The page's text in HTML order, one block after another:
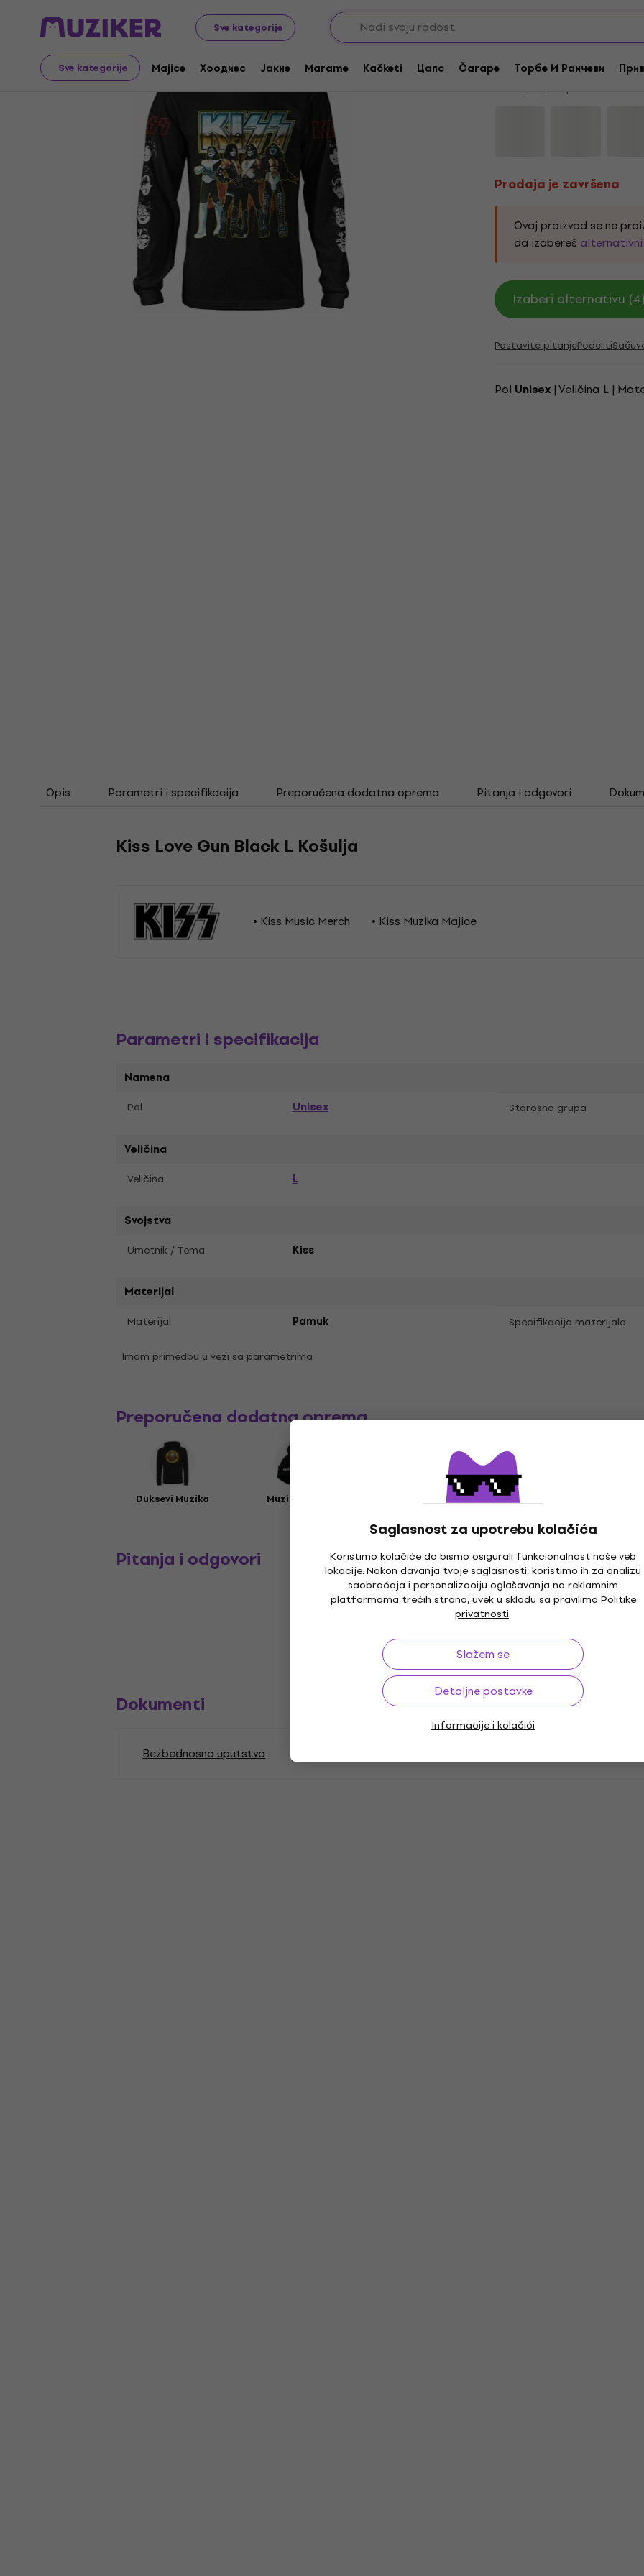
Sve kategorije
Sve kategorije Majice Хоодиес Јакне Marame Kačketi Цапс Čarape Торбе И Ранчеви
Saglasnost za upotrebu kolačića
Koristimo kolačiće da bismo osigurali funkcionalnost naše veb
lokacije. Nakon davanja tvoje saglasnosti, koristimo ih za analizu
saobraćaja i personalizaciju oglašavanja na reklamnim
platformama trećih strana, uvek u skladu sa pravilimaPolitike
privatnosti.
Slažem se
Detaljne postavke
Informacije i kolačići
Merch Music Merch
Prodaja je završena
Prodaja je završena
Kiss Love Gun Black
Kod proizvoda:
Prodaja je završena
Ovaj proizvod se ne
da izabereš
Izaberi alternativu (4)
Postavite pitanjePodeliti
Pol Unisex | Veličina L |
Opis Parametri i specifikacija Preporučena dodatna oprema Pitanja i odgovori
Kiss Love Gun Black L Košulja
Kiss Music Merch Kiss Muzika Majice
Parametri i specifikacija
Namena
Pol Unisex Starosna grupa
Veličina
Veličina L
Svojstva
Umetnik / Tema Kiss
Materijal
Materijal Pamuk Specifikacija materijala
Imam primedbu u vezi sa parametrima
Preporučena dodatna oprema
Duksevi Muzika Muzika kape Muzika kačketi
Pitanja i odgovori
Dokumenti
Bezbednosna uputstva